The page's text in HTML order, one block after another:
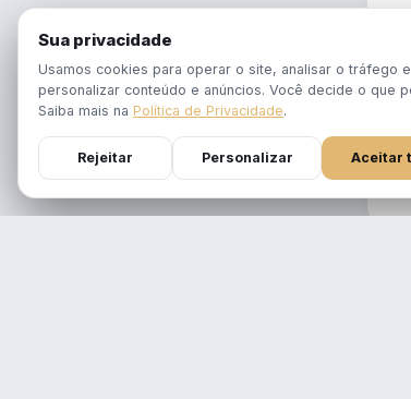
Sua privacidade
Usamos cookies para operar o site, analisar o tráfego e
personalizar conteúdo e anúncios. Você decide o que
Saiba mais na Política de Privacidade.
Rejeitar Personalizar Aceitar